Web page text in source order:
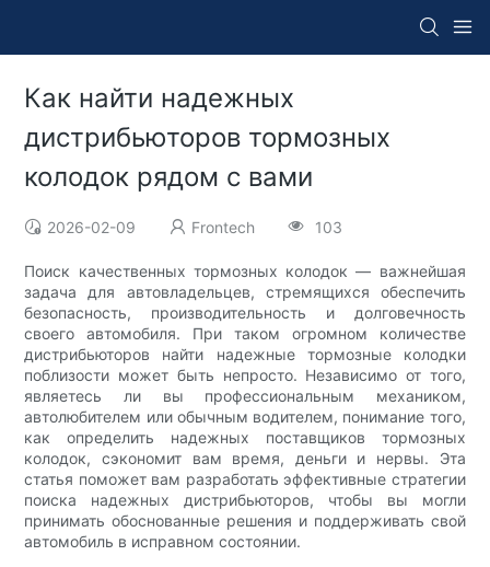
Как найти надежных
дистрибьюторов тормозных
колодок рядом с вами
2026-02-09 Frontech 103
Поиск качественных тормозных колодок — важнейшая
задача для автовладельцев, стремящихся обеспечить
безопасность, производительность и долговечность
своего автомобиля. При таком огромном количестве
дистрибьюторов найти надежные тормозные колодки
поблизости может быть непросто. Независимо от того,
являетесь ли вы профессиональным механиком,
автолюбителем или обычным водителем, понимание того,
как определить надежных поставщиков тормозных
колодок, сэкономит вам время, деньги и нервы. Эта
статья поможет вам разработать эффективные стратегии
поиска надежных дистрибьюторов, чтобы вы могли
принимать обоснованные решения и поддерживать свой
автомобиль в исправном состоянии.